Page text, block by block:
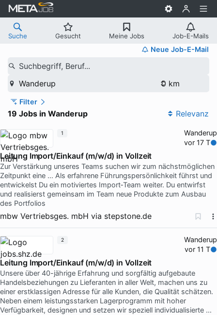
Suche Gesucht Meine Jobs Job-E-Mails
Neue Job-E-Mail
Suchbegriff, Beruf...
Wanderup
Filter
19 Jobs in Wanderup Relevanz
Wanderup
vor 17 T
Leitung Import/Einkauf (m/w/d) in Vollzeit
Zur Verstärkung unseres Teams suchen wir zum nächstmöglichen
Zeitpunkt eine … Als erfahrene Führungspersönlichkeit führst und
entwickelst Du ein motiviertes Import‑Team weiter. Du entwirfst
und realisierst gemeinsam im Team neue Produkte zum Ausbau
des Portfolios
mbw Vertriebsges. mbH via stepstone.de
1
Wanderup
vor 11 T
Leitung Import/Einkauf (m/w/d) in Vollzeit
Unsere über 40-jährige Erfahrung und sorgfältig aufgebaute
Handelsbeziehungen zu Lieferanten in aller Welt, machen uns zu
einer erstklassigen Adresse für alle Kunden, die Qualität schätzen.
Neben einem leistungsstarken Lagerprogramm mit hoher
Verfügbarkeit, designen und setzen wir speziell individualisierte …
2